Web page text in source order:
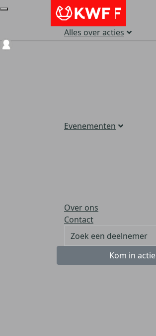
Alles over acties
Evenementen
Over ons
Contact
Kom in actie